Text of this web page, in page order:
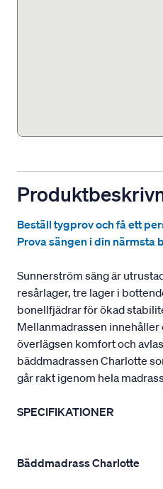
Beställ tygprov och få ett
Prova sängen i din närmsta
Sunnerström säng är
resårlager, tre lager i
bonellfjädrar för ökad
Mellanmadrassen
överlägsen komfort och
bäddmadrassen Charlotte
går rakt igenom hela
SPECIFIKATIONER
Bäddmadrass Charlotte